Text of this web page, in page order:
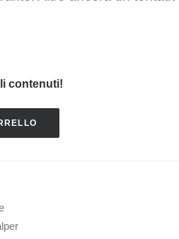
contenuti!